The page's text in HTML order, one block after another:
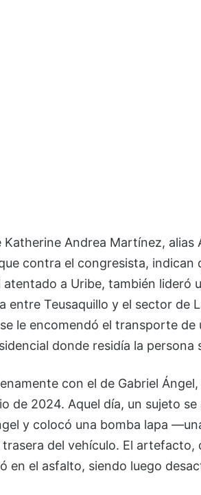
Katherine Andrea Martínez,
contra el congresista, indican
a Uribe, también lideró
entre Teusaquillo y el sector de
le encomendó el transporte
donde residía la persona
con el de Gabriel
de 2024. Aquel día, un sujeto
y colocó una bomba lapa
del vehículo. El artefacto,
en el asfalto, siendo luego